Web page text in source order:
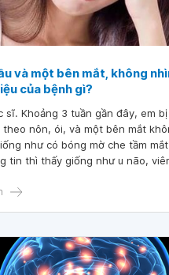
và một bên mắt, không
của bệnh gì?
sĩ. Khoảng 3 tuần gần đây, em
theo nôn, ói, và một bên mắt
như có bóng mờ che tầm
tin thì thấy giống như u não,